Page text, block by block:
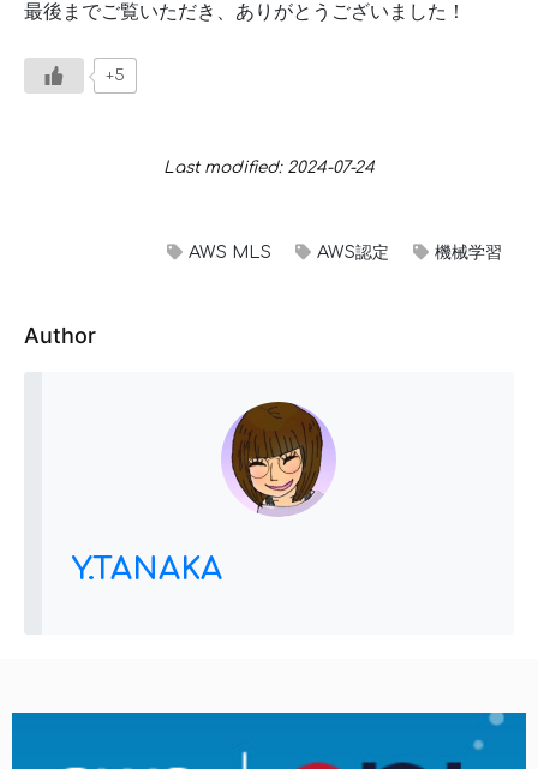
最後までご覧いただき、ありがとうございました！
+5
Last modified: 2024-07-24
AWS MLS AWS認定 機械学習
Author
Y.TANAKA